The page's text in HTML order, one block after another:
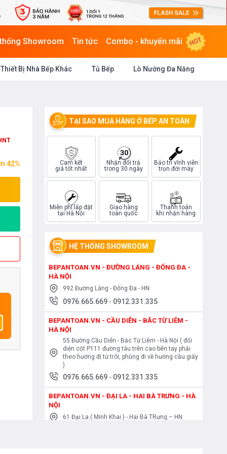
Showroom Tin tức Combo - khuyến mãi HOT
Thiết Bị Nhà Bếp Khác Tủ Bếp Lò Nướng Đa Năng
42%
TẠI SAO MUA HÀNG Ở BẾP AN TOÀN
Cam kết
giá tốt nhất
Nhận đổi trả
trong 30 ngày
Bảo trì vĩnh viễn
trọn đời máy
Miễn phí lắp đặt
tại Hà Nội
Giao hàng
toàn quốc
Thanh toán
khi nhận hàng
HỆ THỐNG SHOWROOM
BEPANTOAN.VN - ĐƯỜNG LÁNG - ĐỐNG ĐA -
HÀ NỘI
992 Đường Láng - Đống Đa - HN
0976.665.669 - 0912.331.335
BEPANTOAN.VN - CẦU DIỄN - BẮC TỪ LIÊM -
HÀ NỘI
55 Đường Cầu Diễn - Bắc Từ Liêm - Hà Nội ( đối
diện cột P111 đường tàu trên cao bên tay phải
theo hướng đi từ trôi, phùng đi về hướng cầu giấy
)
0976.665.669 - 0912.331.335
BEPANTOAN.VN - ĐẠI LA - HAI BÀ TRƯNG - HÀ
NỘI
61 Đại La ( Minh Khai ) - Hai Bà TRưng – HN